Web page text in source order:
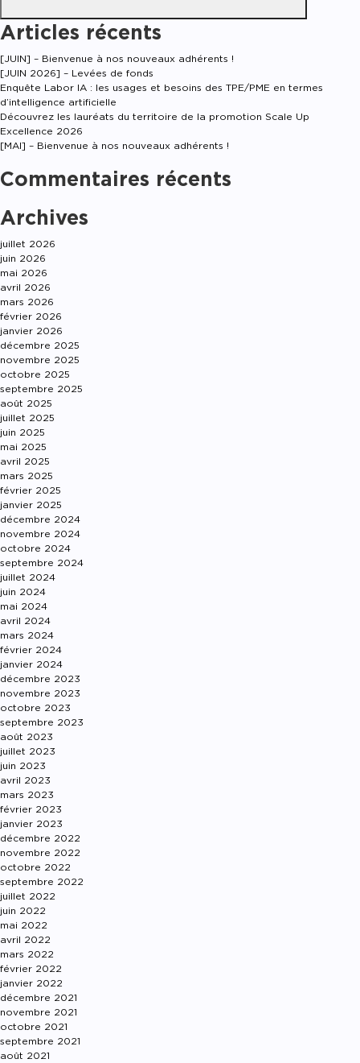
Articles récents
[JUIN] – Bienvenue à nos nouveaux adhérents !
[JUIN 2026] – Levées de fonds
Enquête Labor IA : les usages et besoins des TPE/PME en termes
d’intelligence artificielle
Découvrez les lauréats du territoire de la promotion Scale Up
Excellence 2026
[MAI] – Bienvenue à nos nouveaux adhérents !
Commentaires récents
Archives
juillet 2026
juin 2026
mai 2026
avril 2026
mars 2026
février 2026
janvier 2026
décembre 2025
novembre 2025
octobre 2025
septembre 2025
août 2025
juillet 2025
juin 2025
mai 2025
avril 2025
mars 2025
février 2025
janvier 2025
décembre 2024
novembre 2024
octobre 2024
septembre 2024
juillet 2024
juin 2024
mai 2024
avril 2024
mars 2024
février 2024
janvier 2024
décembre 2023
novembre 2023
octobre 2023
septembre 2023
août 2023
juillet 2023
juin 2023
avril 2023
mars 2023
février 2023
janvier 2023
décembre 2022
novembre 2022
octobre 2022
septembre 2022
juillet 2022
juin 2022
mai 2022
avril 2022
mars 2022
février 2022
janvier 2022
décembre 2021
novembre 2021
octobre 2021
septembre 2021
août 2021